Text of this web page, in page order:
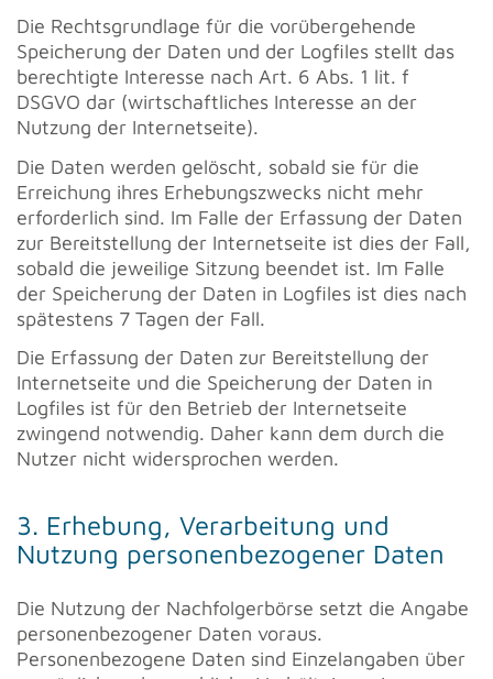
Die Rechtsgrundlage für die vorübergehende
Speicherung der Daten und der Logfiles stellt das
berechtigte Interesse nach Art. 6 Abs. 1 lit. f
DSGVO dar (wirtschaftliches Interesse an der
Nutzung der Internetseite).
Die Daten werden gelöscht, sobald sie für die
Erreichung ihres Erhebungszwecks nicht mehr
erforderlich sind. Im Falle der Erfassung der Daten
zur Bereitstellung der Internetseite ist dies der Fall,
sobald die jeweilige Sitzung beendet ist. Im Falle
der Speicherung der Daten in Logfiles ist dies nach
spätestens 7 Tagen der Fall.
Die Erfassung der Daten zur Bereitstellung der
Internetseite und die Speicherung der Daten in
Logfiles ist für den Betrieb der Internetseite
zwingend notwendig. Daher kann dem durch die
Nutzer nicht widersprochen werden.
3. Erhebung, Verarbeitung und
Nutzung personenbezogener Daten
Die Nutzung der Nachfolgerbörse setzt die Angabe
personenbezogener Daten voraus.
Personenbezogene Daten sind Einzelangaben über